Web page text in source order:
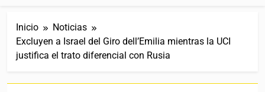
Inicio
Noticias
Excluyen a Israel del Giro dell’Emilia mientras la UCI
justifica el trato diferencial con Rusia